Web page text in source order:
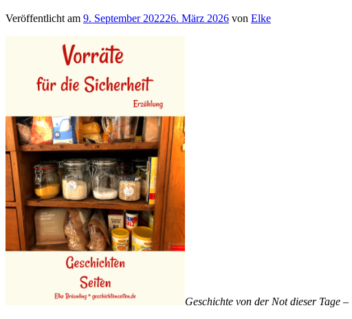
Veröffentlicht am 9. September 202226. März 2026 von Elke
Geschichte von der Not dieser Tage